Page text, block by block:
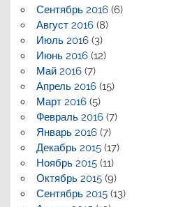
Сентябрь 2016(6)
Август 2016(8)
Июль 2016(3)
Июнь 2016(12)
Май 2016(7)
Апрель 2016(15)
Март 2016(5)
Февраль 2016(7)
Январь 2016(7)
Декабрь 2015(17)
Ноябрь 2015(11)
Октябрь 2015(9)
Сентябрь 2015(13)